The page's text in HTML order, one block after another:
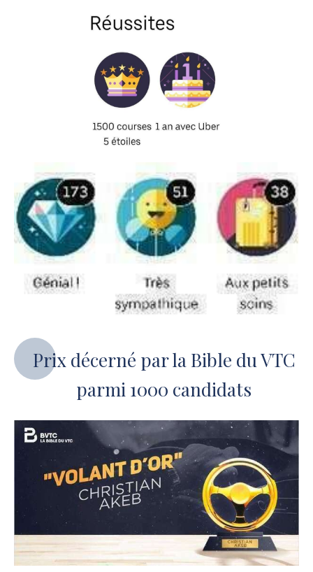
Prix décerné par la Bible du VTC
parmi 1000 candidats